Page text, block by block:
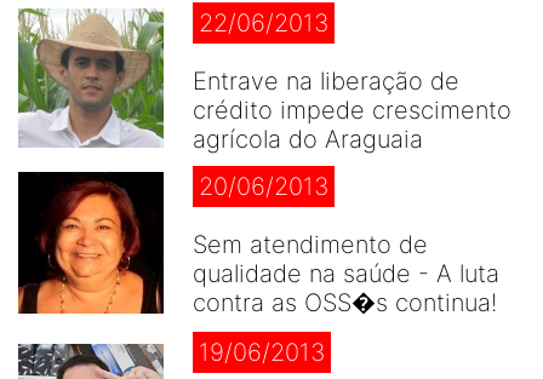
22/06/2013
Entrave na liberação de
crédito impede crescimento
agrícola do Araguaia
20/06/2013
Sem atendimento de
qualidade na saúde - A luta
contra as OSS�s continua!
19/06/2013